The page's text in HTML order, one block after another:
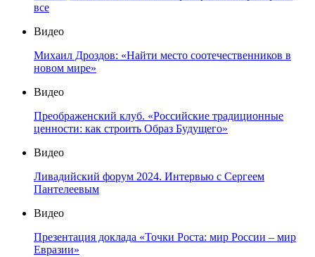
все
Видео
Михаил Дроздов: «Найти место соотечественников в
новом мире»
Видео
Преображенский клуб. «Российские традиционные
ценности: как строить Образ Будущего»
Видео
Ливадийский форум 2024. Интервью с Сергеем
Пантелеевым
Видео
Презентация доклада «Точки Роста: мир России – мир
Евразии»